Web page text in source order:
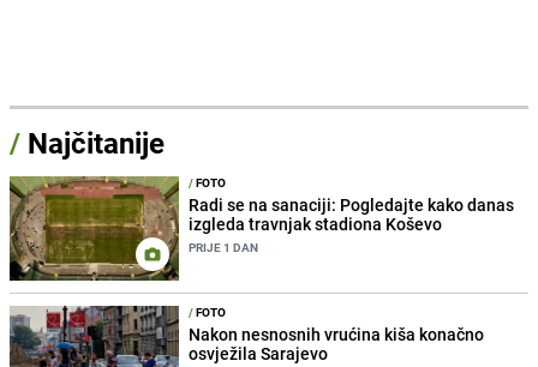
/ Najčitanije
/FOTO
Radi se na sanaciji: Pogledajte kako danas
izgleda travnjak stadiona Koševo
PRIJE 1 DAN
/FOTO
Nakon nesnosnih vrućina kiša konačno
osvježila Sarajevo